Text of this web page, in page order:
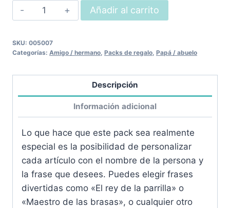
Pack
parrilla
Añadir al carrito
SKU: 005007
Categorías: Amigo / hermano Packs de regalo Papá / abuelo
Descripción
Información adicional
Lo que hace que este pack sea realmente
especial es la posibilidad de personalizar
cada artículo con el nombre de la persona y
la frase que desees. Puedes elegir frases
divertidas como «El rey de la parrilla» o
«Maestro de las brasas», o cualquier otro